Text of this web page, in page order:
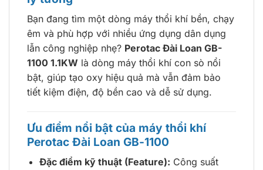
Bạn đang tìm một dòng máy thổi khí bền, chạy
êm và phù hợp với nhiều ứng dụng dân dụng
lẫn công nghiệp nhẹ? Perotac Đài Loan GB-
1100 1.1KW là dòng máy thổi khí con sò nổi
bật, giúp tạo oxy hiệu quả mà vẫn đảm bảo
tiết kiệm điện, độ bền cao và dễ sử dụng.
Ưu điểm nổi bật của máy thổi khí
Perotac Đài Loan GB-1100
Đặc điểm kỹ thuật (Feature): Công suất